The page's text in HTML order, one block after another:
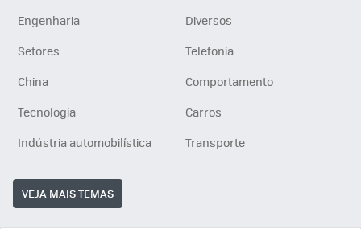
Engenharia
Diversos
Setores
Telefonia
China
Comportamento
Tecnologia
Carros
Indústria automobilística
Transporte
VEJA MAIS TEMAS